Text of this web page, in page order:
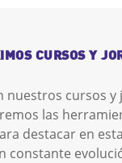
CURSOS Y
nuestros cursos y
las
destacar en
constante